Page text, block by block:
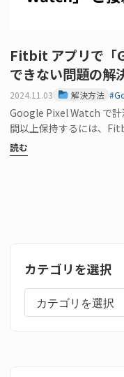
Fitbit アプリで「
できない問題の解
2024.11.03 解決方法
Google Pixel Watch で計
間以上保持するには、
読む
カテゴリを選択